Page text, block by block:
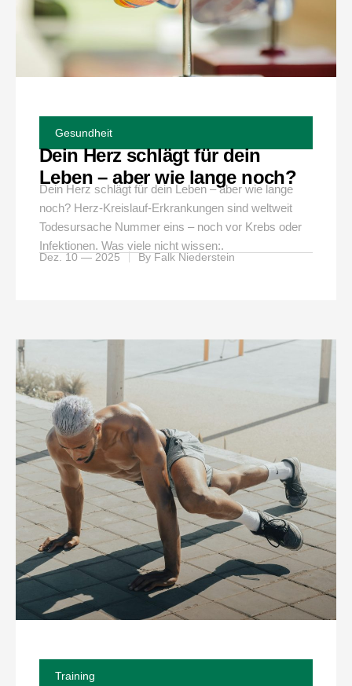
Gesundheit
Dein Herz schlägt für dein
Leben – aber wie lange noch?
Dein Herz schlägt für dein Leben – aber wie lange
noch? Herz-Kreislauf-Erkrankungen sind weltweit
Todesursache Nummer eins – noch vor Krebs oder
Infektionen. Was viele nicht wissen:.
Dez. 10 — 2025 ByFalk Niederstein
Training